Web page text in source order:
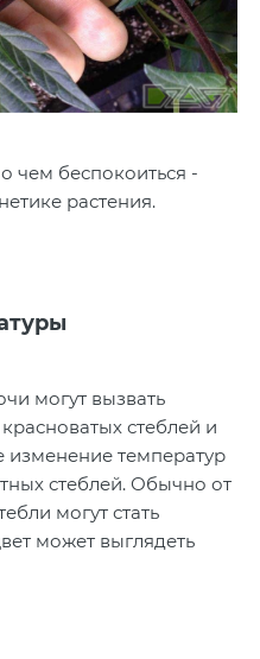
чем беспокоиться -
растения.
могут вызвать
стеблей и
изменение температур
стеблей. Обычно от
могут стать
может выглядеть